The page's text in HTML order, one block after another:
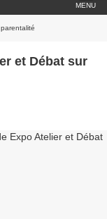
MENU
et Débat sur